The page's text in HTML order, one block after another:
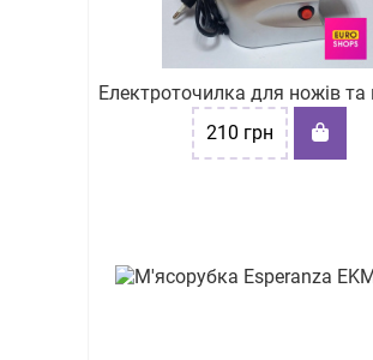
Електроточилка для ножів
210 грн